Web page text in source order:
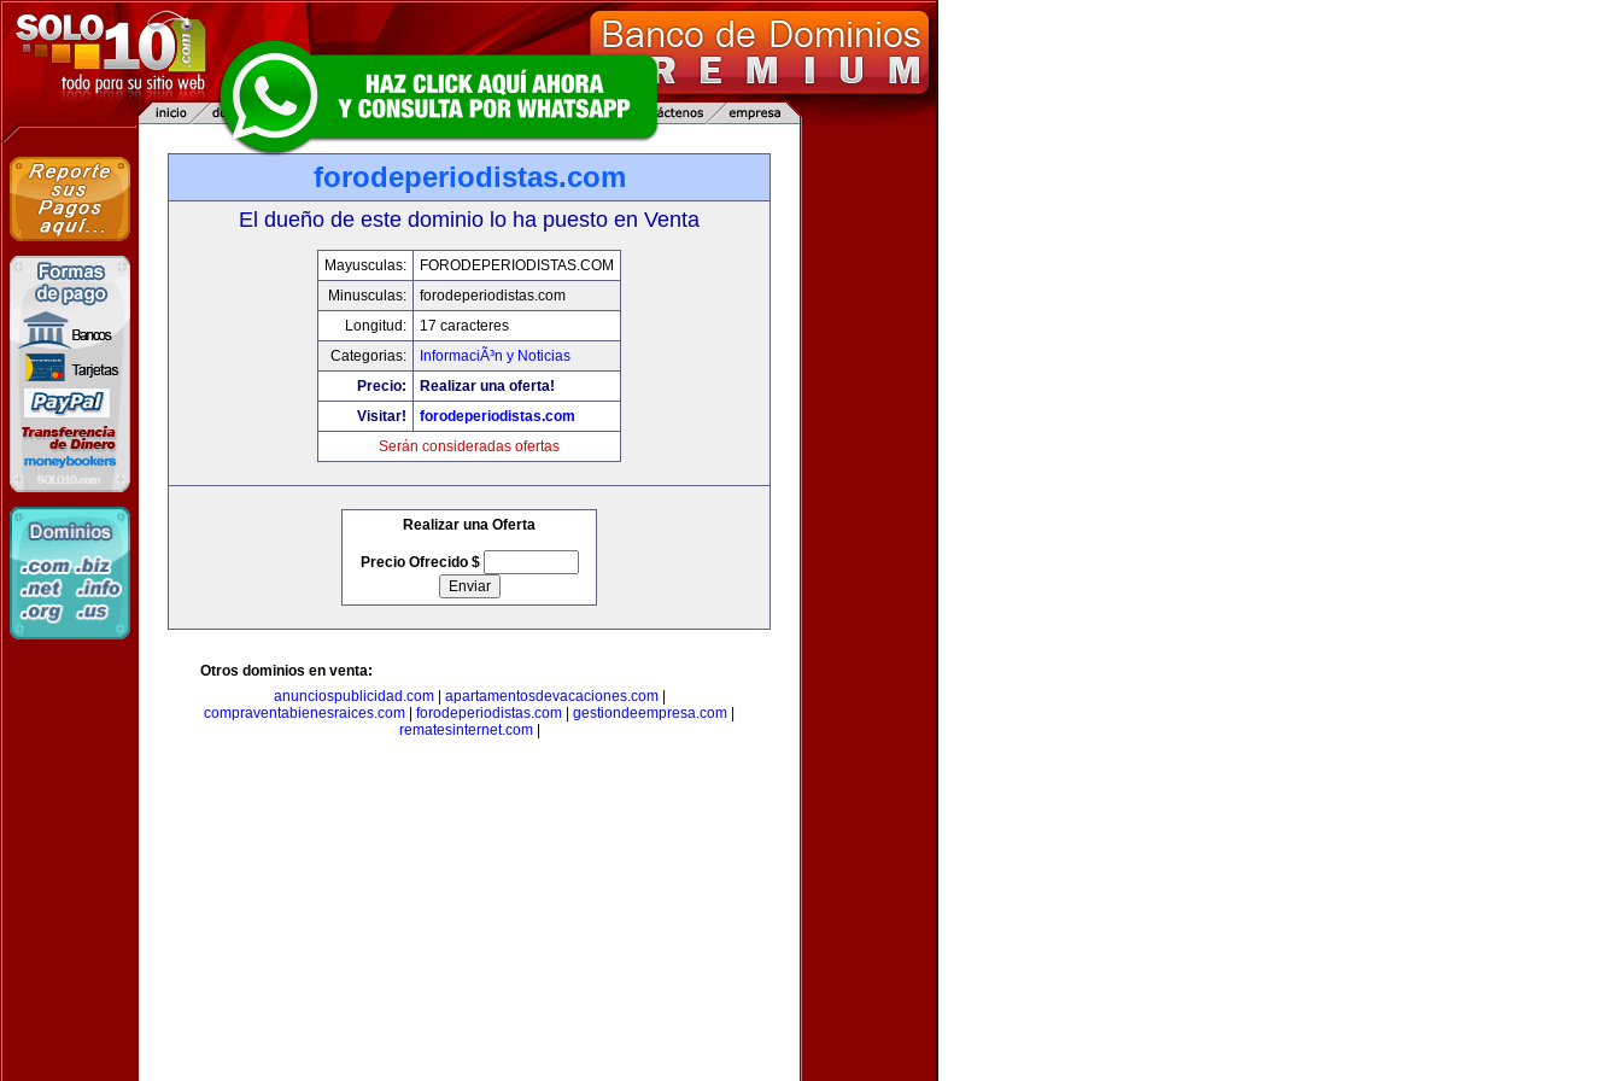
forodeperiodistas.com
El dueño de este dominio lo ha puesto en Venta
Mayusculas:
FORODEPERIODISTAS.COM
Minusculas:
forodeperiodistas.com
Longitud:
17 caracteres
Categorias:
InformaciÃ³n y Noticias
Precio:
Realizar una oferta!
Visitar!
forodeperiodistas.com
Serán consideradas ofertas
Realizar una Oferta
Precio Ofrecido $
Otros dominios en venta:
anunciospublicidad.com| apartamentosdevacaciones.com|
compraventabienesraices.com
forodeperiodistas.com gestiondeempresa.com
rematesinternet.com|